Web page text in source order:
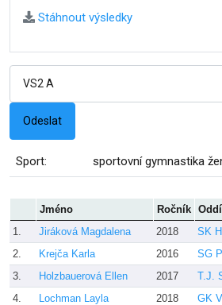
Stáhnout výsledky
Sport: sportovní gymnastika
Jméno Ročník Oddíl
1.
Jiráková Magdalena 2018 SK
2.
Krejča Karla 2016 SG
3.
Holzbauerová Ellen 2017 T.J.
4.
Lochman Layla 2018 GK